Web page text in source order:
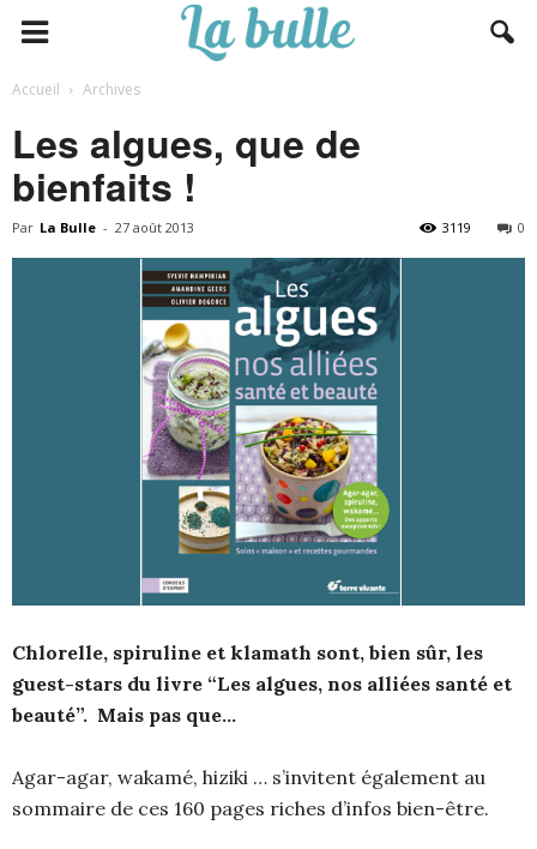
Accueil Archives
Les algues, que de
bienfaits !
Par La Bulle - 27 août 2013 0
3119
Chlorelle, spiruline et klamath sont, bien sûr, les
guest-stars du livre “Les algues, nos alliées santé et
beauté”. Mais pas que…
Agar-agar, wakamé, hiziki … s’invitent également au
sommaire de ces 160 pages riches d’infos bien-être.